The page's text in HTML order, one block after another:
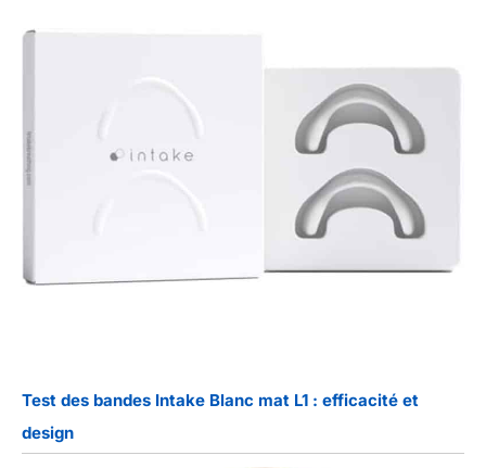
Test des bandes Intake Blanc mat L1 : efficacité et
design